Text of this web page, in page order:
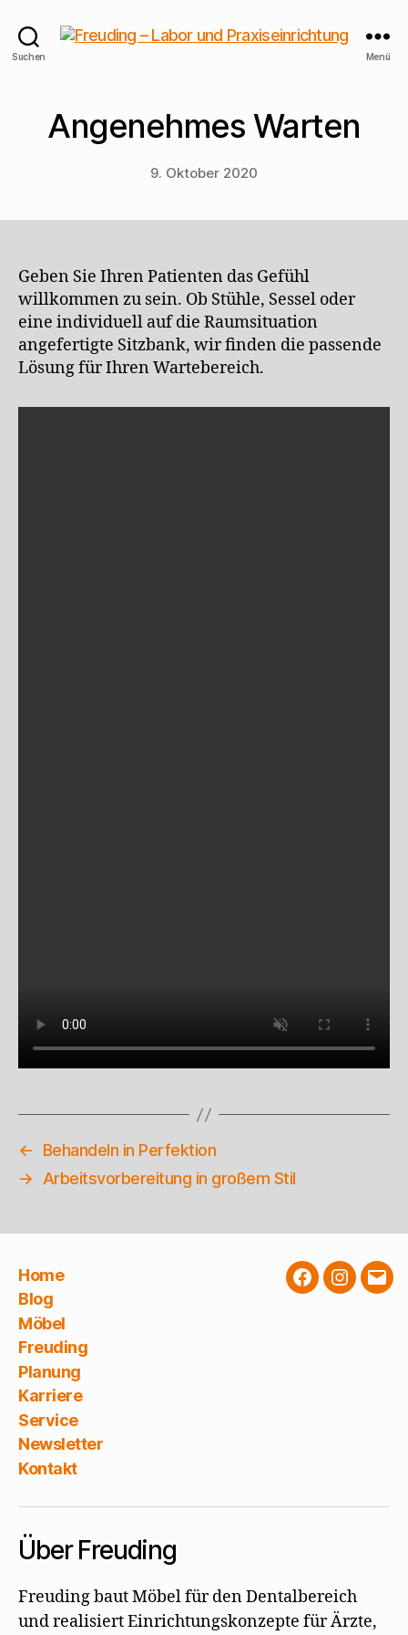
Suchen
Praxiseinrichtung
Menü
Angenehmes Warten
9. Oktober 2020
Geben Sie Ihren Patienten das Gefühl
willkommen zu sein. Ob Stühle, Sessel oder
eine individuell auf die Raumsituation
angefertigte Sitzbank, wir finden die passende
Lösung für Ihren Wartebereich.
←
Behandeln in Perfektion
→ Arbeitsvorbereitung in großem Stil
Home
Blog
Möbel
Freuding
Planung
Karriere
Service
Newsletter
Kontakt
FacebookE-
Über Freuding
Freuding baut Möbel für den Dentalbereich
und realisiert Einrichtungskonzepte für Ärzte,